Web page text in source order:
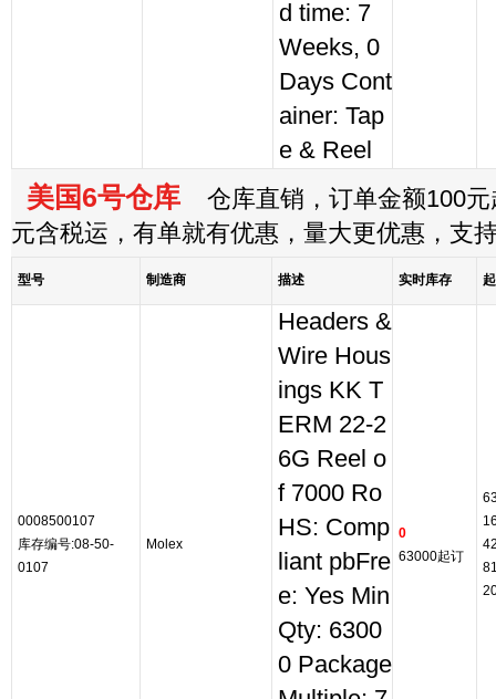
d time: 7
Weeks, 0
Days Cont
ainer: Tap
e & Reel
美国6号仓库 仓库直销，订单金额100元
元含税运，有单就有优惠，量大更优惠，支
型号 制造商 描述 实时库存
0008500107
库存编号:08-50-
0107
Molex
Headers &
Wire Hous
ings KK T
ERM 22-2
6G Reel o
f 7000 Ro
HS: Comp
liant pbFre
e: Yes Min
Qty: 6300
0 Package
0
63000起订